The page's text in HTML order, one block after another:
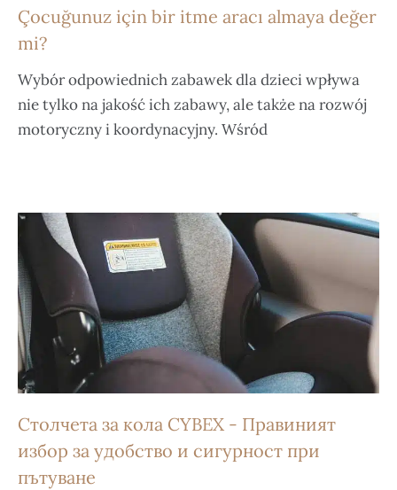
Çocuğunuz için bir itme aracı almaya değer
mi?
Wybór odpowiednich zabawek dla dzieci wpływa
nie tylko na jakość ich zabawy, ale także na rozwój
motoryczny i koordynacyjny. Wśród
Столчета за кола CYBEX - Правиният
избор за удобство и сигурност при
пътуване